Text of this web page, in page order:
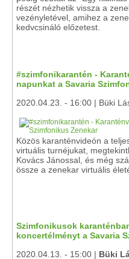
részét nézhetik vissza a
vezényletével, amihez a
kedvcsináló előzetest.
#szimfonikarantén -
napunkat a Savaria
2020.04.23. - 16:00 | Büki
Közös karanténvideón a
virtuális turnéjukat,
Kovács Jánossal, és még
össze a zenekar virtuális
Szimfonikusok
koncertélményt a Savaria
2020.04.13. - 15:00 | Büki